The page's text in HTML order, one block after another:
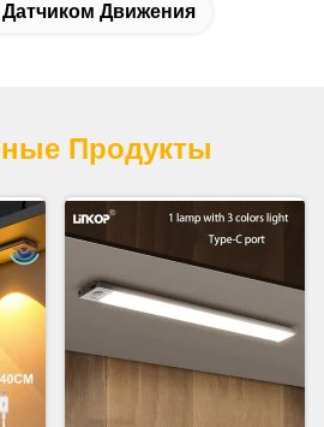
Движения
Продукты